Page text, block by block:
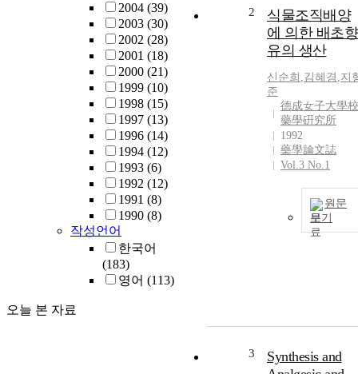
2004 (39)
2003 (30)
2002 (28)
2001 (18)
2000 (21)
1999 (10)
1998 (15)
1997 (13)
1996 (14)
1994 (12)
1993 (6)
1992 (12)
1991 (8)
1990 (8)
작성언어
한국어
(183)
영어 (113)
오늘 본 자료
2
식물조직배양
에 의한 배초향
유의 생산
신순희 ,김혜경 ,지
준
德成女子大學校
藥學硏究所
1992
藥學論文誌
Vol.3 No.1
원문
보기
3
Synthesis and